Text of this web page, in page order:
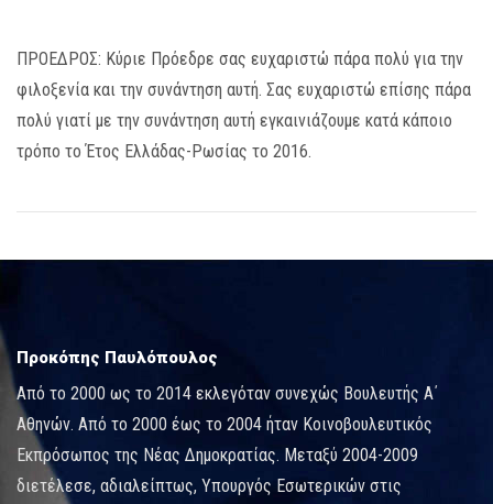
ΠΡΟΕΔΡΟΣ: Κύριε Πρόεδρε σας ευχαριστώ πάρα πολύ για την
φιλοξενία και την συνάντηση αυτή. Σας ευχαριστώ επίσης πάρα
πολύ γιατί με την συνάντηση αυτή εγκαινιάζουμε κατά κάποιο
τρόπο το Έτος Ελλάδας-Ρωσίας το 2016.
Προκόπης Παυλόπουλος
Από το 2000 ως το 2014 εκλεγόταν συνεχώς Βουλευτής Α΄
Αθηνών. Από το 2000 έως το 2004 ήταν Κοινοβουλευτικός
Εκπρόσωπος της Νέας Δημοκρατίας. Μεταξύ 2004-2009
διετέλεσε, αδιαλείπτως, Υπουργός Εσωτερικών στις